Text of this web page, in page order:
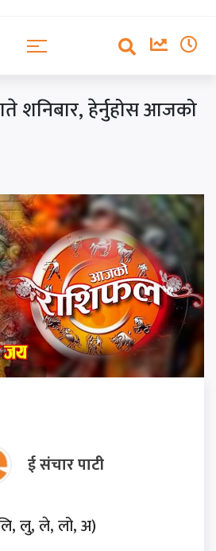
शनिबार, हेर्नुहोस आजको
ई संचार पाटी
लु, ले, लो, अ)